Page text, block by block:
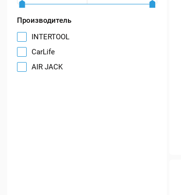
Производитель
INTERTOOL
CarLife
AIR JACK